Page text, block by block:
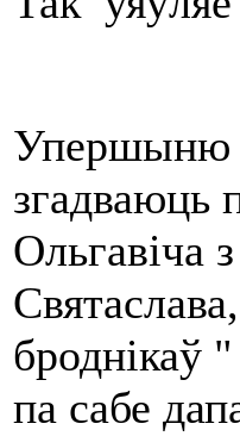
Упершыню
згадваюць
Ольгавіча
броднікаў
па сабе